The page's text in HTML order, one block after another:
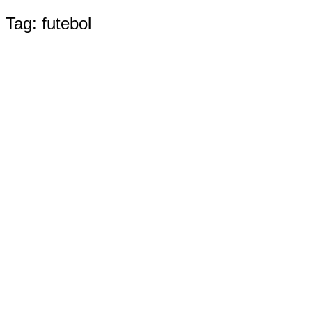
Tag: futebol